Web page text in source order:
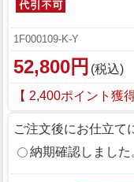
1F000109-K-Y
52,800円 (税込)
【 2,400ポイント獲得
ご注文後にお仕立て
納期確認しました